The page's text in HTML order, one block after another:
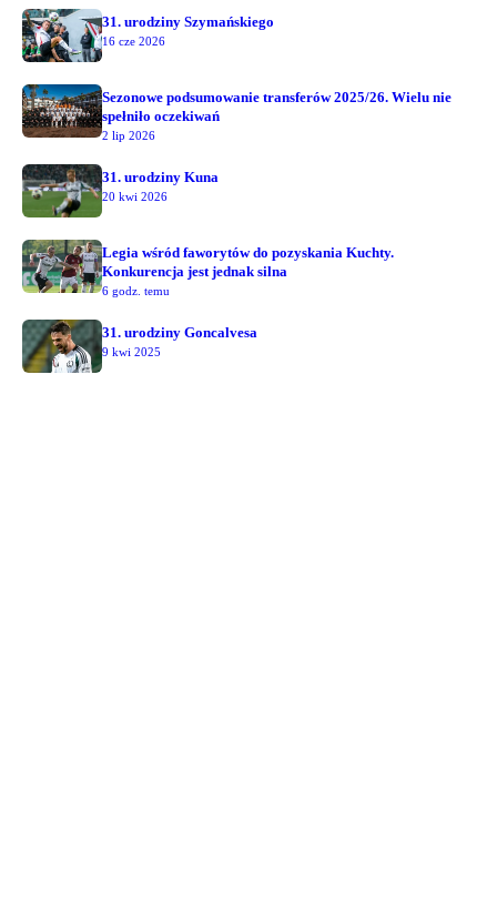
31. urodziny Szymańskiego
16 cze 2026
Sezonowe podsumowanie transferów 2025/26. Wielu nie
spełniło oczekiwań
2 lip 2026
31. urodziny Kuna
20 kwi 2026
Legia wśród faworytów do pozyskania Kuchty.
Konkurencja jest jednak silna
6 godz. temu
31. urodziny Goncalvesa
9 kwi 2025